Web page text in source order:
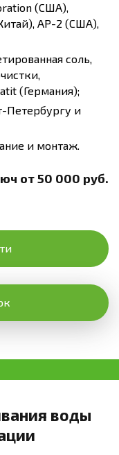
(США),
AP-2 (США),
соль,
(Германия);
Петербургу и
и монтаж.
от 50 000 руб.
воды